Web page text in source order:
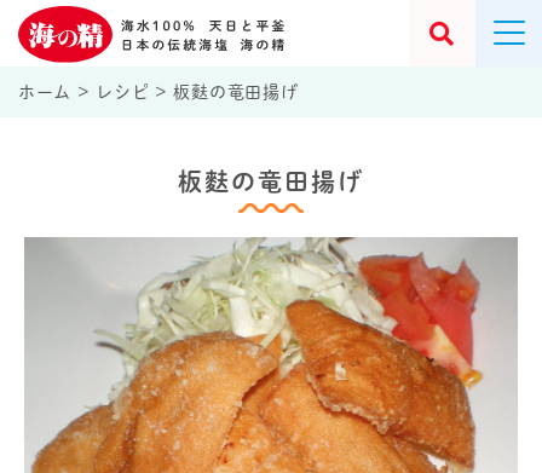
ホーム > レシピ >板麩の竜田揚げ
板麩の竜田揚げ